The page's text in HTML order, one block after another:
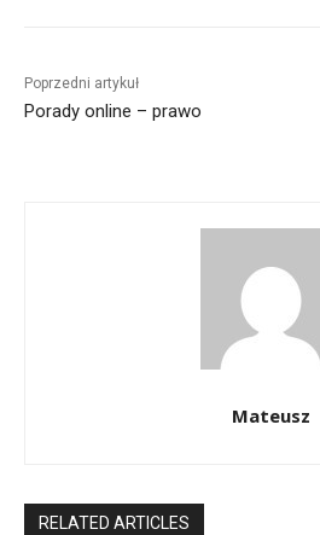
Poprzedni artykuł
Porady online – prawo
Mateusz
RELATED ARTICLES